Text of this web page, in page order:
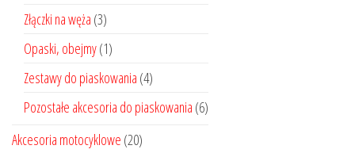
Złączki na węża (3)
Opaski, obejmy(1)
Zestawy do piaskowania (4)
Pozostałe akcesoria do piaskowania (6)
Akcesoria motocyklowe (20)